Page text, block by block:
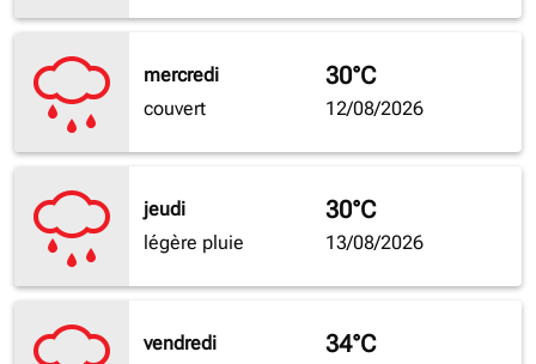
mercredi
couvert
30°C
12/08/2026
jeudi
légère pluie
30°C
13/08/2026
vendredi
34°C